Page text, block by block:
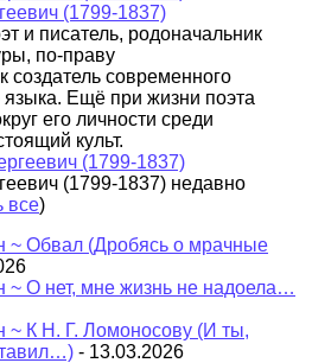
(1799-1837)
и писатель, родоначальник
по-праву
создатель современного
языка. Ещё при жизни поэта
его личности среди
культ.
(1799-1837) недавно
все)
~ Обвал (Дробясь о мрачные
~ О нет, мне жизнь не надоела…
~ К Н. Г. Ломоносову (И ты,
- 13.03.2026